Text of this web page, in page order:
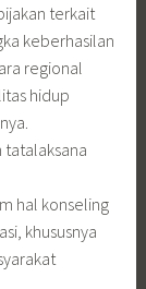
terkait
keberhasilan
regional
hidup
tatalaksana
hal konseling
khususnya